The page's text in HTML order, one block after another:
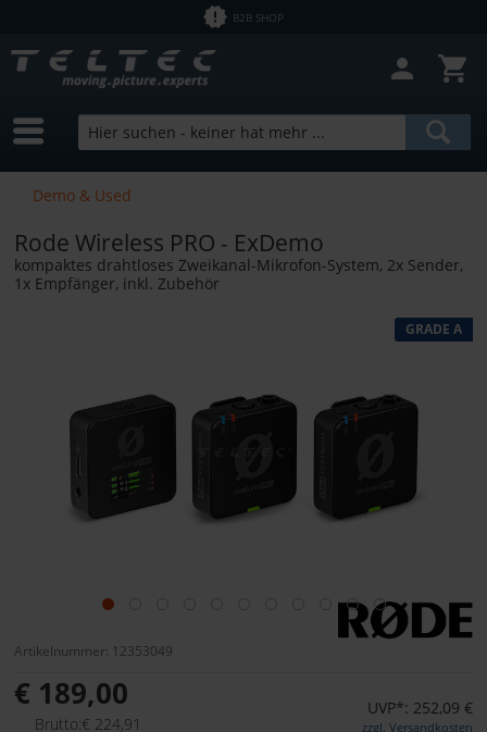
B2B SHOP
Demo & Used
Rode Wireless PRO - ExDemo
kompaktes drahtloses Zweikanal-Mikrofon-System, 2x Sender,
1x Empfänger, inkl. Zubehör
GRADE A
Artikelnummer: 12353049
€ 189,00
Brutto:€ 224,91
UVP*: 252,09 €
zzgl. Versandkosten
Sofort lieferbar
Hersteller
von 0,01 € bis246892,00 €
Bundle Products